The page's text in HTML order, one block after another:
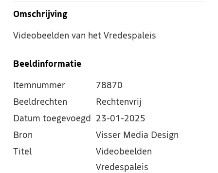
Omschrijving
Videobeelden van het Vredespaleis
Beeldinformatie
Itemnummer
78870
Beeldrechten
Rechtenvrij
Datum toegevoegd
23-01-2025
Bron
Visser Media Design
Titel
Videobeelden
Vredespaleis